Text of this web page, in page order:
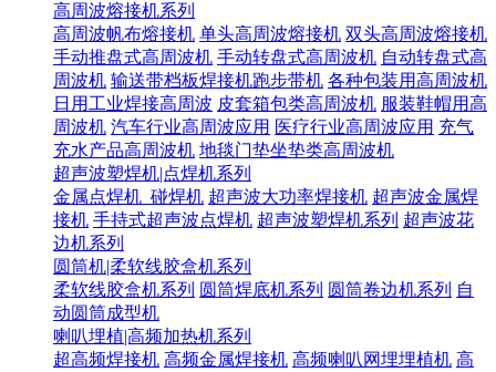
高周波熔接机系列
高周波帆布熔接机 单头高周波熔接机 双头高周波熔接机
手动推盘式高周波机 手动转盘式高周波机 自动转盘式高
周波机 输送带档板焊接机跑步带机 各种包装用高周波机
日用工业焊接高周波 皮套箱包类高周波机 服装鞋帽用高
周波机 汽车行业高周波应用 医疗行业高周波应用 充气
充水产品高周波机 地毯门垫坐垫类高周波机
超声波塑焊机|点焊机系列
金属点焊机_碰焊机 超声波大功率焊接机 超声波金属焊
接机 手持式超声波点焊机 超声波塑焊机系列 超声波花
边机系列
圆筒机|柔软线胶盒机系列
柔软线胶盒机系列 圆筒焊底机系列 圆筒卷边机系列 自
动圆筒成型机
喇叭埋植|高频加热机系列
超高频焊接机 高频金属焊接机 高频喇叭网埋埋植机 高